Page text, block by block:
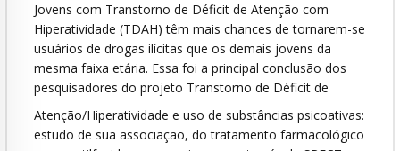
Jovens com Transtorno de Déficit de Atenção com
Hiperatividade (TDAH) têm mais chances de tornarem-se
usuários de drogas ilícitas que os demais jovens da
mesma faixa etária. Essa foi a principal conclusão dos
pesquisadores do projeto Transtorno de Déficit de
Atenção/Hiperatividade e uso de substâncias psicoativas:
estudo de sua associação, do tratamento farmacológico